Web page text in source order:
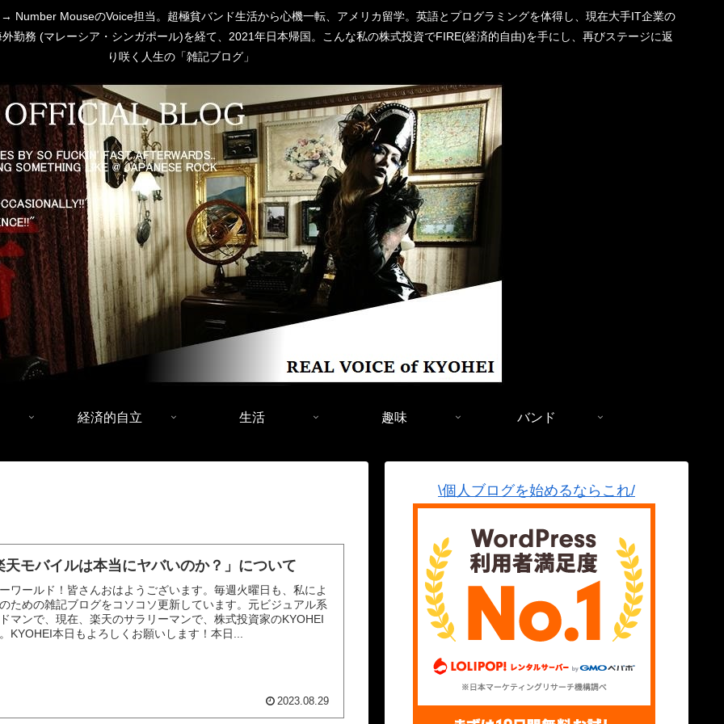
MouseのVoice担当。超極貧バンド生活から心機一転、アメリカ留学。英語とプログラミングを体得し、現在大手IT企業の
勤務 (マレーシア・シンガポール)を経て、2021年日本帰国。こんな私の株式投資でFIRE(経済的自由)を手にし、再びステージに返
り咲く人生の「雑記ブログ」
経済的自立 生活 趣味 バンド
天モバイルは本当にヤバいのか？」について
ワールド！皆さんおはようございます。毎週火曜日も、私によ
ための雑記ブログをコソコソ更新しています。元ビジュアル系
マンで、現在、楽天のサラリーマンで、株式投資家のKYOHEI
KYOHEI本日もよろしくお願いします！本日...
2023.08.29
\個人ブログを始めるならこれ/